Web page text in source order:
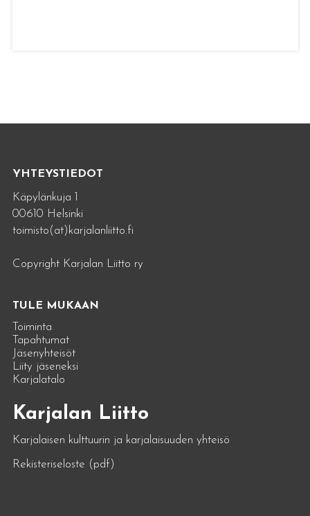
YHTEYSTIEDOT
Käpylänkuja 1
00610 Helsinki
toimisto(at)karjalanliitto.fi
Copyright Karjalan Liitto ry
TULE MUKAAN
Toiminta
Tapahtumat
Jäsenyhteisöt
Liity jäseneksi
Karjalatalo
Karjalan Liitto
Karjalaisen kulttuurin ja karjalaisuuden yhteisö
Rekisteriseloste (pdf)